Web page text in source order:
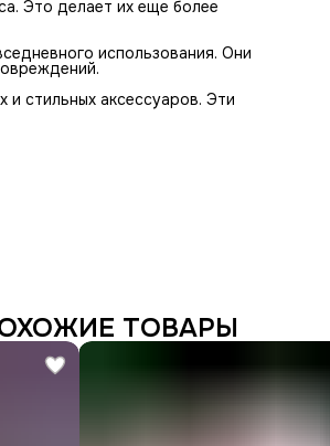
Это делает их еще более
использования. Они
стильных аксессуаров. Эти
ТОВАРЫ